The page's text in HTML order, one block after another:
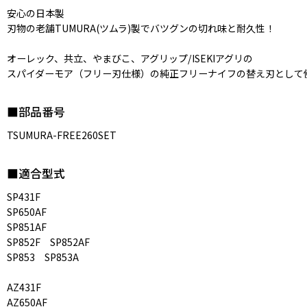
安心の日本製
刃物の老舗TUMURA(ツムラ)製でバツグンの切れ味と耐久性！
オーレック、共立、やまびこ、アグリップ/ISEKIアグリの
スパイダーモア（フリー刃仕様）の純正フリーナイフの替え刃として
■部品番号
TSUMURA-FREE260SET
■適合型式
SP431F
SP650AF
SP851AF
SP852F SP852AF
SP853 SP853A
AZ431F
AZ650AF